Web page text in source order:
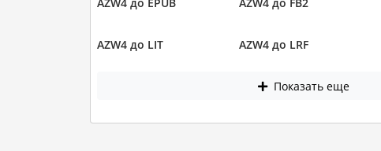
AZW4 до EPUB AZW4 до FB2
AZW4 до LIT AZW4 до LRF
Показать еще